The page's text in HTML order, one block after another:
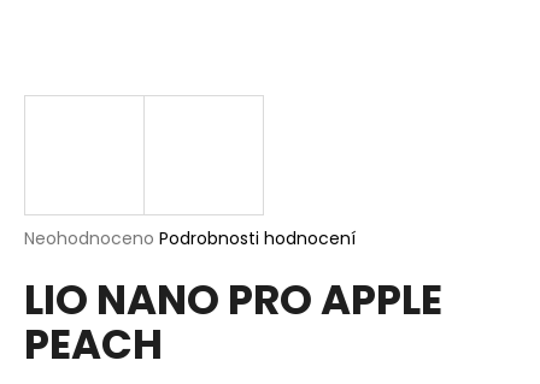
Průměrné
produktu
je
0,0
Neohodnoceno Podrobnosti hodnocení
LIO NANO PRO APPLE
PEACH
í